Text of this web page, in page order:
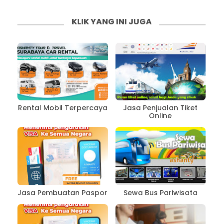
KLIK YANG INI JUGA
Rental Mobil Terpercaya
Jasa Penjualan Tiket
Online
Jasa Pembuatan Paspor Sewa Bus Pariwisata